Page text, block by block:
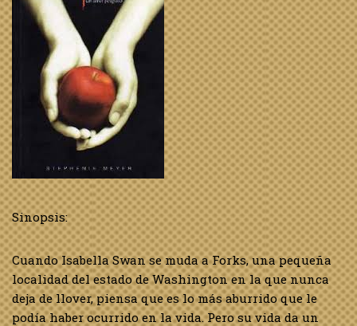
Sinopsis:
Cuando Isabella Swan se muda a Forks, una pequeña
localidad del estado de Washington en la que nunca
deja de llover, piensa que es lo más aburrido que le
podía haber ocurrido en la vida. Pero su vida da un